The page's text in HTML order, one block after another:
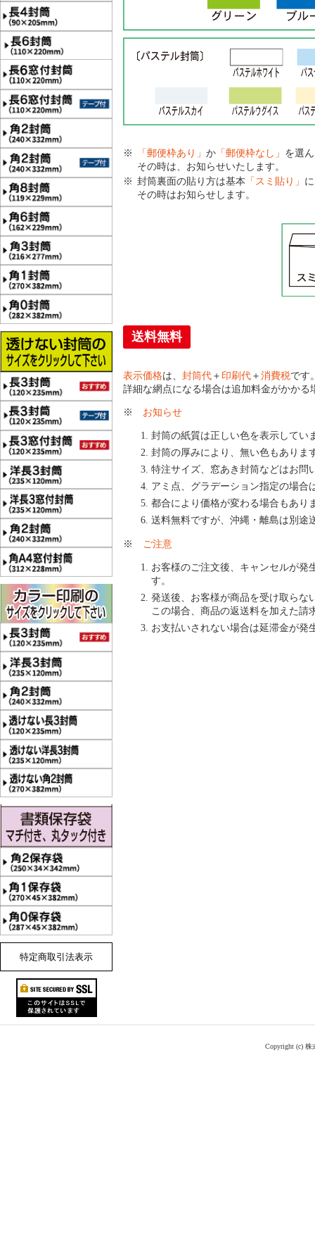
特定商取引法表示
「郵便枠あり」 か 「郵便枠なし」 を選
その時は、お知らせいたします。
封筒裏面の貼り方は基本 「スミ貼り」
その時はお知らせします。
送料無料
表示価格は、 封筒代 ＋ 印刷代 ＋ 消費税です
詳細な網点になる場合は追加料金がかかる
※ お知らせ
封筒の紙質は正しい色を表示してい
封筒の厚みにより、無い色もありま
特注サイズ、窓あき封筒などはお問
アミ点、グラデーション指定の場合
都合により価格が変わる場合もあり
送料無料ですが、沖縄・離島は別途
※ ご注意
お客様のご注文後、キャンセルが発
す。
発送後、お客様が商品を受け取らな
この場合、商品の返送料を加えた請
お支払いされない場合は延滞金が発
Copyright (c)